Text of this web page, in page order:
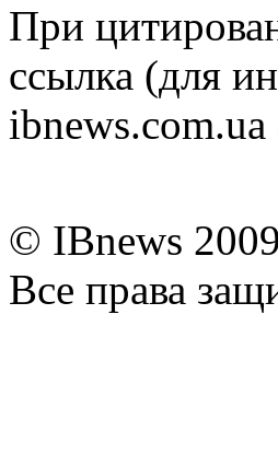
При
ссылка (для
ibnews.com.ua
© IBnews
Все права